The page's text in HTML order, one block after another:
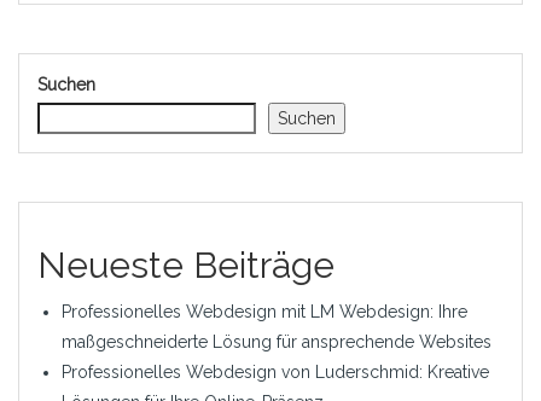
Suchen
Suchen
Neueste Beiträge
Professionelles Webdesign mit LM Webdesign: Ihre
maßgeschneiderte Lösung für ansprechende Websites
Professionelles Webdesign von Luderschmid: Kreative